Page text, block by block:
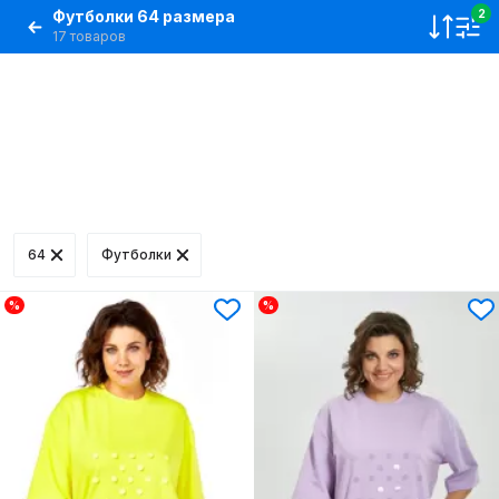
Футболки 64 размера
17 товаров
2
64 Футболки
% %